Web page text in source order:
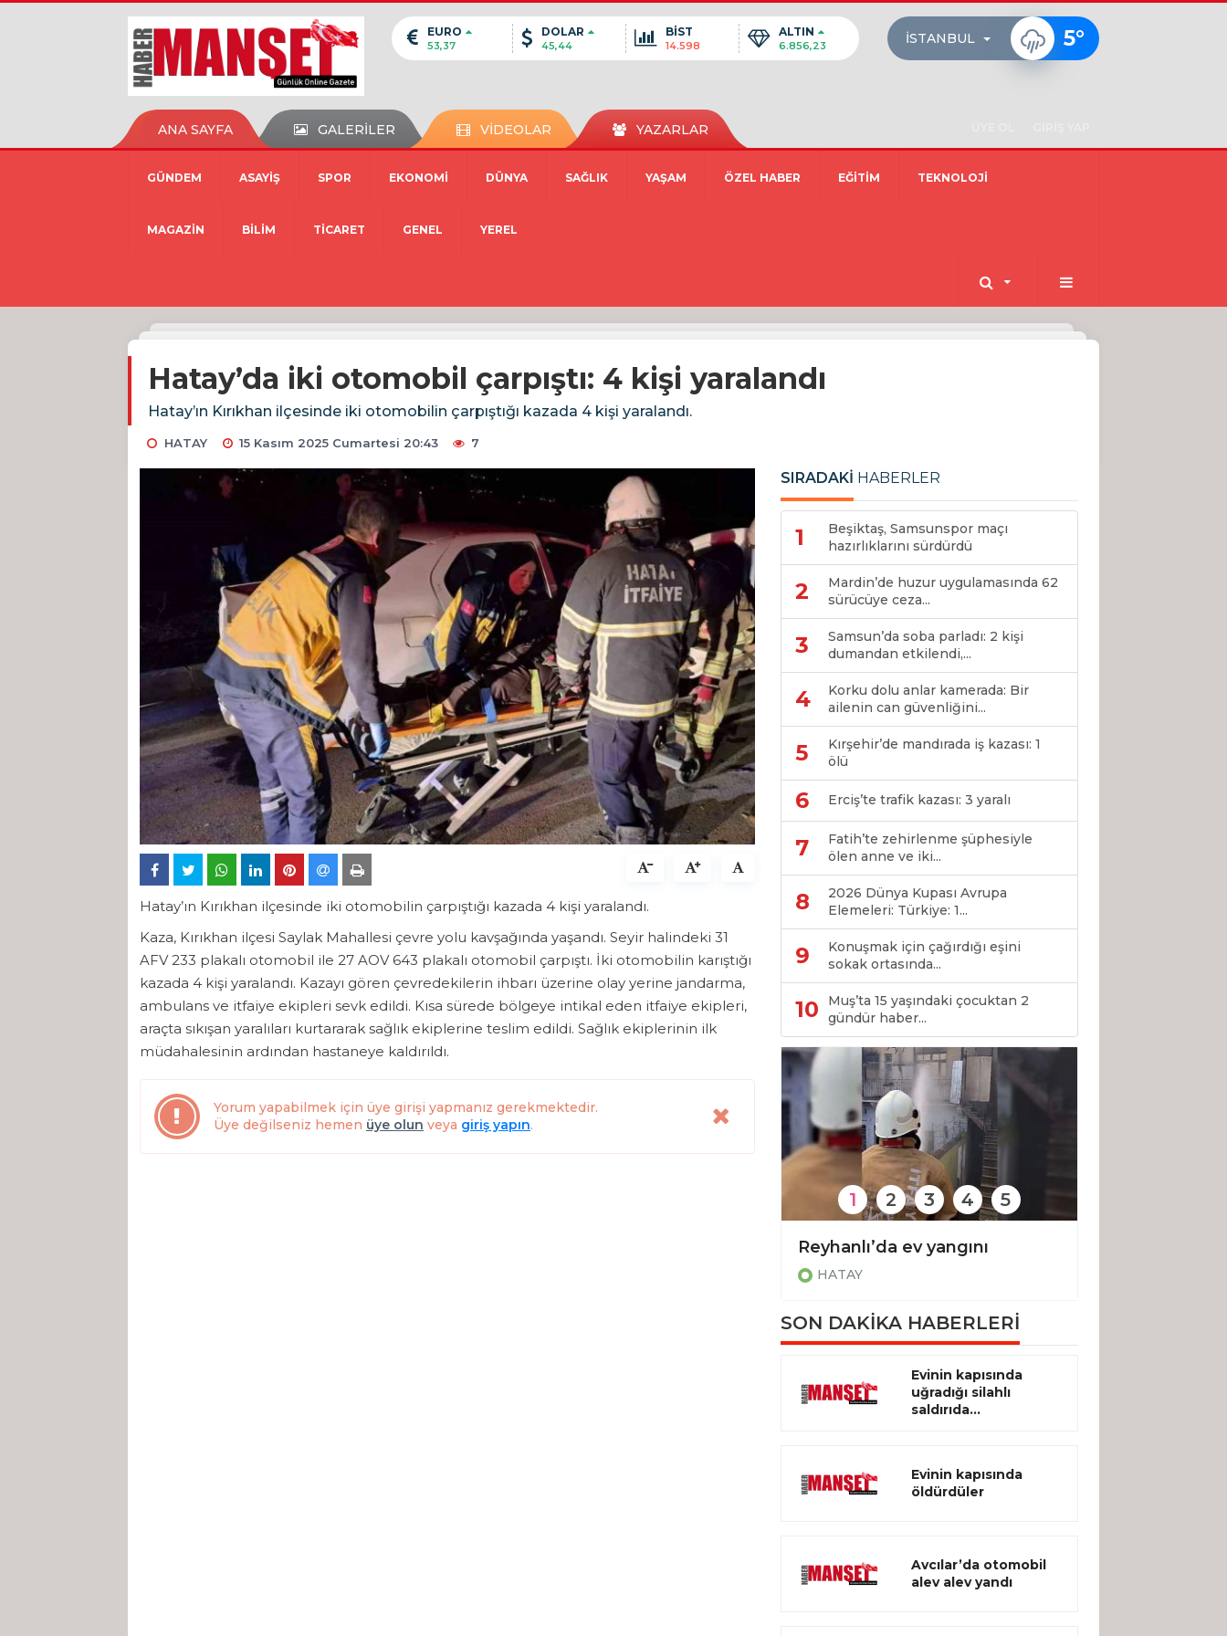
EURO
53,37
DOLAR
45,44
BİST
14.598
ALTIN
6.856,23 İSTANBUL 5°
ANA SAYFA GALERİLER VİDEOLAR YAZARLAR
GÜNDEM ASAYİŞ SPOR EKONOMİ DÜNYA SAĞLIK YAŞAM ÖZEL HABER EĞİTİM TEKNOLOJİ
MAGAZİN BİLİM TİCARET GENEL YEREL
Hatay’da iki otomobil çarpıştı: 4 kişi yaralandı
Hatay’ın Kırıkhan ilçesinde iki otomobilin çarpıştığı kazada 4 kişi yaralandı.
HATAY 15 Kasım 2025 Cumartesi 20:43 7
Hatay’ın Kırıkhan ilçesinde iki otomobilin çarpıştığı kazada 4 kişi yaralandı.
Kaza, Kırıkhan ilçesi Saylak Mahallesi çevre yolu kavşağında yaşandı. Seyir halindeki 31
AFV 233 plakalı otomobil ile 27 AOV 643 plakalı otomobil çarpıştı. İki otomobilin karıştığı
kazada 4 kişi yaralandı. Kazayı gören çevredekilerin ihbarı üzerine olay yerine jandarma,
ambulans ve itfaiye ekipleri sevk edildi. Kısa sürede bölgeye intikal eden itfaiye ekipleri,
araçta sıkışan yaralıları kurtararak sağlık ekiplerine teslim edildi. Sağlık ekiplerinin ilk
müdahalesinin ardından hastaneye kaldırıldı.
Yorum yapabilmek için üye girişi yapmanız gerekmektedir.
Üye değilseniz hemen üye olun veya giriş yapın.
SIRADAKİ HABERLER
1
Beşiktaş, Samsunspor maçı
hazırlıklarını sürdürdü
2
Mardin’de huzur uygulamasında 62
sürücüye ceza...
3
Samsun’da soba parladı: 2 kişi
dumandan etkilendi,...
4
Korku dolu anlar kamerada: Bir
ailenin can güvenliğini...
5
Kırşehir’de mandırada iş kazası: 1
ölü
6 Erciş’te trafik kazası: 3 yaralı
7
Fatih’te zehirlenme şüphesiyle
ölen anne ve iki...
8
2026 Dünya Kupası Avrupa
Elemeleri: Türkiye: 1...
9
Konuşmak için çağırdığı eşini
sokak ortasında...
10
Muş’ta 15 yaşındaki çocuktan 2
gündür haber...
Reyhanlı’da ev yangını
HATAY
1 2 3 4 5
SON DAKİKA HABERLERİ
Evinin kapısında
uğradığı silahlı
saldırıda...
Evinin kapısında
öldürdüler
Avcılar’da otomobil
alev alev yandı